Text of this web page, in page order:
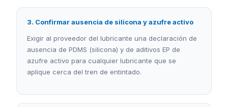
3. Confirmar ausencia de silicona y azufre activo
Exigir al proveedor del lubricante una declaración de
ausencia de PDMS (silicona) y de aditivos EP de
azufre activo para cualquier lubricante que se
aplique cerca del tren de entintado.